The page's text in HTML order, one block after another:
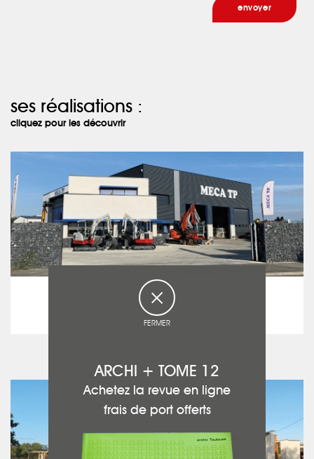
ses réalisations :
cliquez pour les découvrir
Bâtiment
MECA TP
FERMER
ARCHI + TOME 12
Achetez la revue en ligne
frais de port offerts